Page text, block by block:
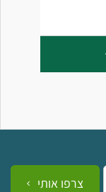
צרפו אותי